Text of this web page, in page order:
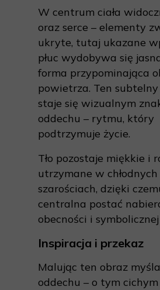
W centrum ciała
oraz serce – elementy
ukryte, tutaj ukazane
płuc wydobywa się
forma przypominająca
powietrza. Ten
staje się wizualnym
oddechu – rytmu, który
podtrzymuje życie.
Tło pozostaje miękkie i
utrzymane w chłodnych
szarościach, dzięki
centralna postać
obecności i symbolicznej
Inspiracja i przekaz
Malując ten obraz
oddechu – o tym